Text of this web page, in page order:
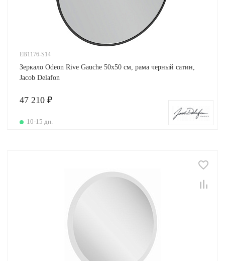
EB1176-S14
Зеркало Odeon Rive Gauche 50х50 см, рама черный сатин,
Jacob Delafon
47 210 ₽
10-15 дн.